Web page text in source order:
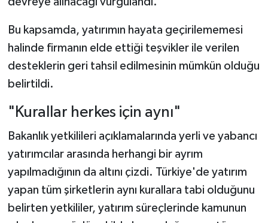
Bu kapsamda, yatırımın hayata geçirilememesi
halinde firmanın elde ettiği teşvikler ile verilen
desteklerin geri tahsil edilmesinin mümkün olduğu
belirtildi.
"Kurallar herkes için aynı"
Bakanlık yetkilileri açıklamalarında yerli ve yabancı
yatırımcılar arasında herhangi bir ayrım
yapılmadığının da altını çizdi. Türkiye'de yatırım
yapan tüm şirketlerin aynı kurallara tabi olduğunu
belirten yetkililer, yatırım süreçlerinde kamunun